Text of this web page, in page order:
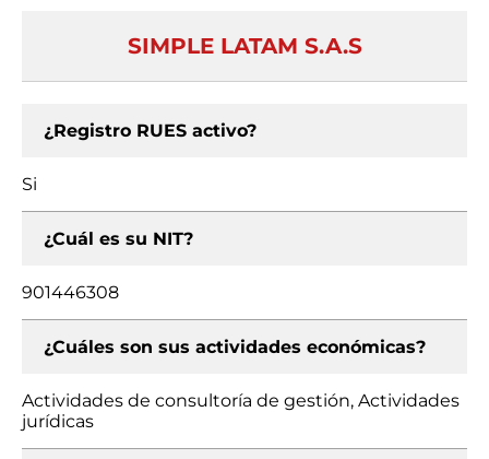
SIMPLE LATAM S.A.S
¿Registro RUES activo?
Si
¿Cuál es su NIT?
901446308
¿Cuáles son sus actividades económicas?
Actividades de consultoría de gestión, Actividades
jurídicas